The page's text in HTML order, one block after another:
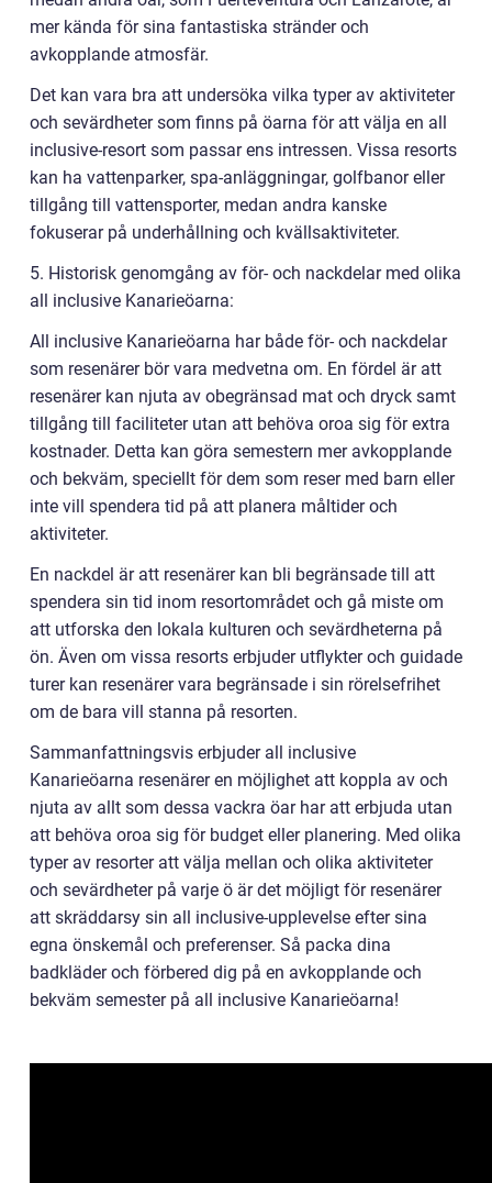
mer kända för sina fantastiska stränder och
avkopplande atmosfär.
Det kan vara bra att undersöka vilka typer av aktiviteter
och sevärdheter som finns på öarna för att välja en all
inclusive-resort som passar ens intressen. Vissa resorts
kan ha vattenparker, spa-anläggningar, golfbanor eller
tillgång till vattensporter, medan andra kanske
fokuserar på underhållning och kvällsaktiviteter.
5. Historisk genomgång av för- och nackdelar med olika
all inclusive Kanarieöarna:
All inclusive Kanarieöarna har både för- och nackdelar
som resenärer bör vara medvetna om. En fördel är att
resenärer kan njuta av obegränsad mat och dryck samt
tillgång till faciliteter utan att behöva oroa sig för extra
kostnader. Detta kan göra semestern mer avkopplande
och bekväm, speciellt för dem som reser med barn eller
inte vill spendera tid på att planera måltider och
aktiviteter.
En nackdel är att resenärer kan bli begränsade till att
spendera sin tid inom resortområdet och gå miste om
att utforska den lokala kulturen och sevärdheterna på
ön. Även om vissa resorts erbjuder utflykter och guidade
turer kan resenärer vara begränsade i sin rörelsefrihet
om de bara vill stanna på resorten.
Sammanfattningsvis erbjuder all inclusive
Kanarieöarna resenärer en möjlighet att koppla av och
njuta av allt som dessa vackra öar har att erbjuda utan
att behöva oroa sig för budget eller planering. Med olika
typer av resorter att välja mellan och olika aktiviteter
och sevärdheter på varje ö är det möjligt för resenärer
att skräddarsy sin all inclusive-upplevelse efter sina
egna önskemål och preferenser. Så packa dina
badkläder och förbered dig på en avkopplande och
bekväm semester på all inclusive Kanarieöarna!